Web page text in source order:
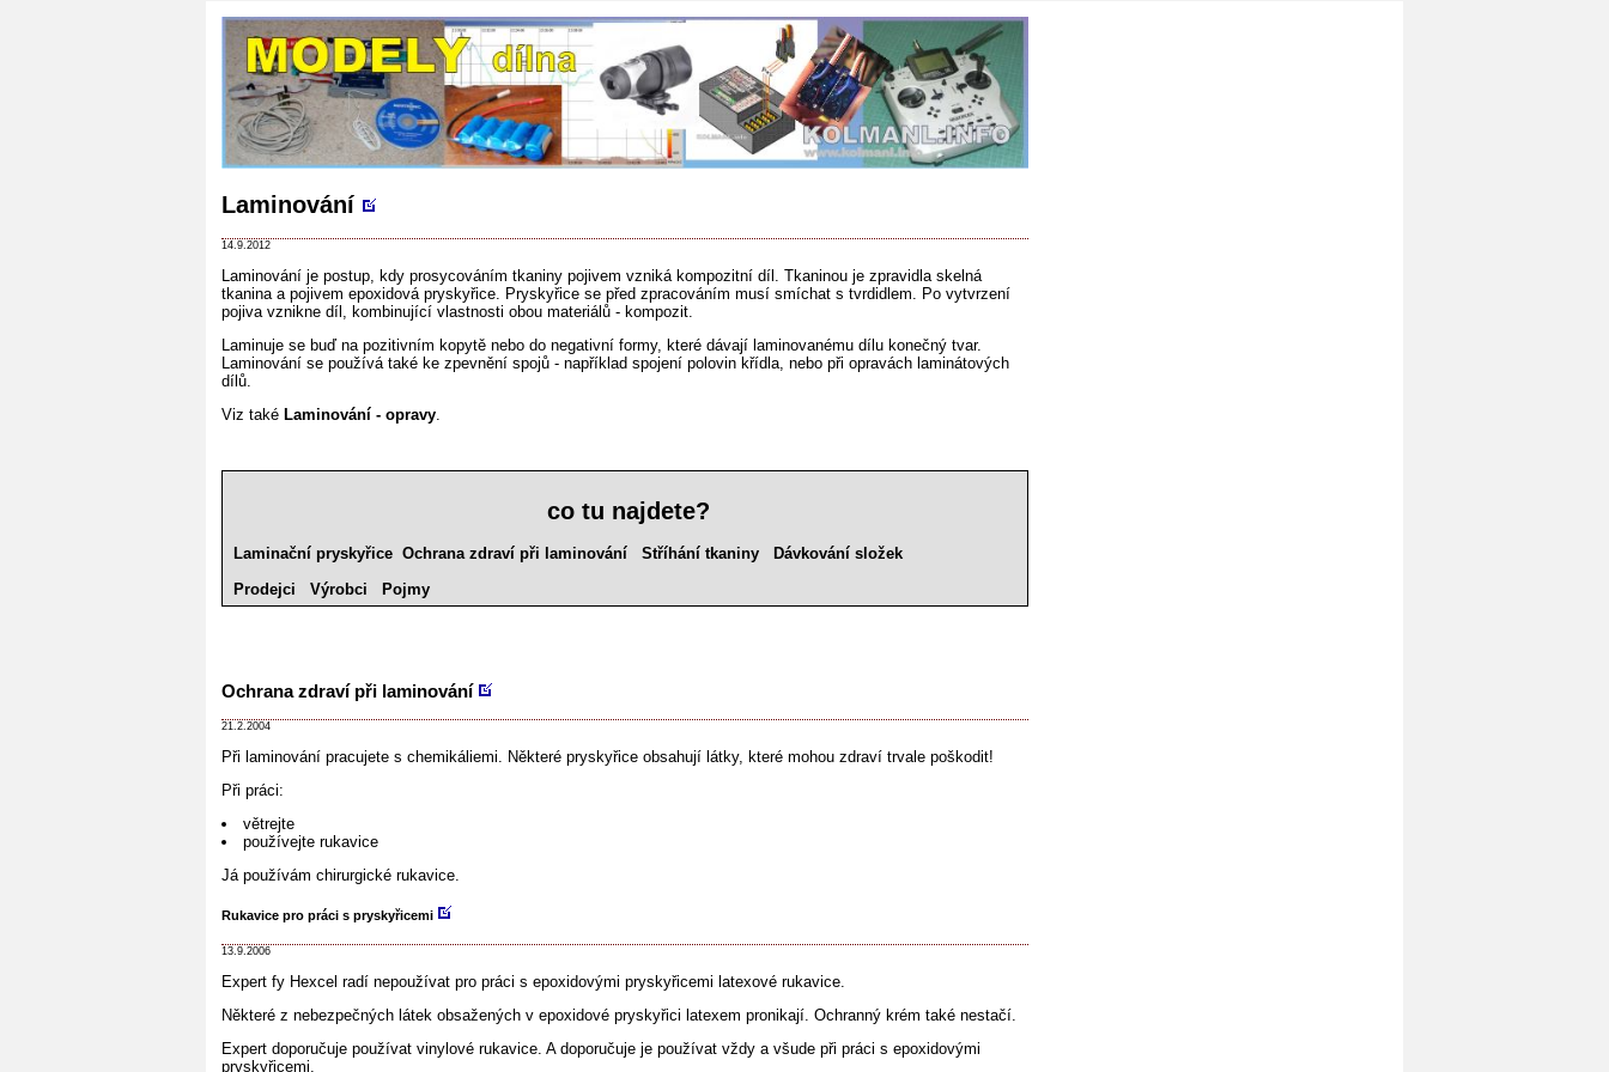
Laminování
14.9.2012
Laminování je postup, kdy prosycováním tkaniny pojivem vzniká kompozitní díl. Tkaninou je zpravidla skelná
tkanina a pojivem epoxidová pryskyřice. Pryskyřice se před zpracováním musí smíchat s tvrdidlem. Po vytvrzení
pojiva vznikne díl, kombinující vlastnosti obou materiálů - kompozit.
Laminuje se buď na pozitivním kopytě nebo do negativní formy, které dávají laminovanému dílu konečný tvar.
Laminování se používá také ke zpevnění spojů - například spojení polovin křídla, nebo při opravách laminátových
dílů.
Viz také Laminování - opravy.
co tu najdete?
Laminační pryskyřice Ochrana zdraví při laminování Stříhání tkaniny
Dávkování složek
Prodejci
Výrobci Pojmy
Ochrana zdraví při laminování
21.2.2004
Při laminování pracujete s chemikáliemi. Některé pryskyřice obsahují látky, které mohou zdraví trvale poškodit!
Při práci:
větrejte
používejte rukavice
Já používám chirurgické rukavice.
Rukavice pro práci s pryskyřicemi
13.9.2006
Expert fy Hexcel radí nepoužívat pro práci s epoxidovými pryskyřicemi latexové rukavice.
Některé z nebezpečných látek obsažených v epoxidové pryskyřici latexem pronikají. Ochranný krém také nestačí.
Expert doporučuje používat vinylové rukavice. A doporučuje je používat vždy a všude při práci s epoxidovými
pryskyřicemi.